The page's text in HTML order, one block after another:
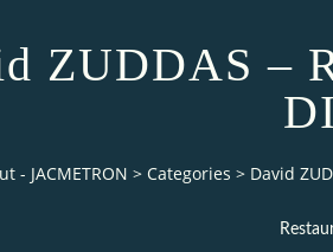
ZUDDAS –
- JACMETRON > Categories > David